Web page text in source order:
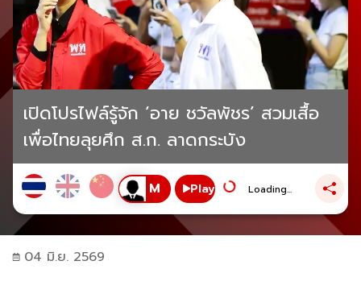
เปิดโปรไฟล์รู้จัก ‘อาย ชวัลพัชร’ สวมเสื้อ
เพื่อไทยลุยศึก ส.ก. ลาดกระบัง
Play Loading...
04 มิ.ย. 2569